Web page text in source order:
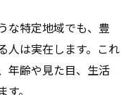
な特定地域でも、豊
人は実在します。これ
年齢や見た目、生活
。